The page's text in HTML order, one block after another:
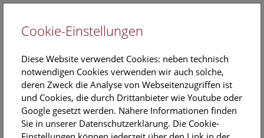
EN
Darwin-Day-Vortrag. Darwins
Cookie-Einstellungen
Diese Website verwendet Cookies: neben technisch
notwendigen Cookies verwenden wir auch solche,
deren Zweck die Analyse von Webseitenzugriffen ist
und Cookies, die durch Drittanbieter wie Youtube oder
Google gesetzt werden. Nähere Informationen finden
Sie in unserer Datenschutzerklärung. Die Cookie-